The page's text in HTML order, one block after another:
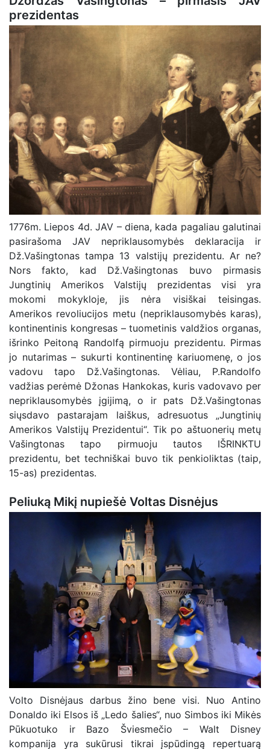
prezidentas
1776m. Liepos 4d. JAV – diena, kada pagaliau galutinai
pasirašoma JAV nepriklausomybės deklaracija ir
Dž.Vašingtonas tampa 13 valstijų prezidentu. Ar ne?
Nors fakto, kad Dž.Vašingtonas buvo pirmasis
Jungtinių Amerikos Valstijų prezidentas visi yra
mokomi mokykloje, jis nėra visiškai teisingas.
Amerikos revoliucijos metu (nepriklausomybės karas),
kontinentinis kongresas – tuometinis valdžios organas,
išrinko Peitoną Randolfą pirmuoju prezidentu. Pirmas
jo nutarimas – sukurti kontinentinę kariuomenę, o jos
vadovu tapo Dž.Vašingtonas. Vėliau, P.Randolfo
vadžias perėmė Džonas Hankokas, kuris vadovavo per
nepriklausomybės įgijimą, o ir pats Dž.Vašingtonas
siųsdavo pastarajam laiškus, adresuotus „Jungtinių
Amerikos Valstijų Prezidentui“. Tik po aštuonerių metų
Vašingtonas tapo pirmuoju tautos IŠRINKTU
prezidentu, bet techniškai buvo tik penkioliktas (taip,
15-as) prezidentas.
Peliuką Mikį nupiešė Voltas Disnėjus
Volto Disnėjaus darbus žino bene visi. Nuo Antino
Donaldo iki Elsos iš „Ledo šalies“, nuo Simbos iki Mikės
Pūkuotuko ir Bazo Šviesmečio – Walt Disney
kompanija yra sukūrusi tikrai įspūdingą repertuarą